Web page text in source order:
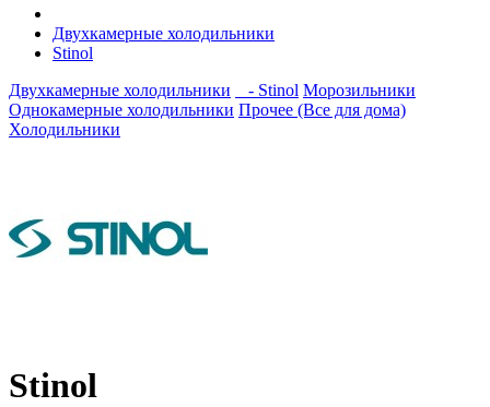
Двухкамерные холодильники
Stinol
Двухкамерные холодильники
- Stinol Морозильники
Однокамерные холодильники Прочее (Все для дома)
Холодильники
Stinol